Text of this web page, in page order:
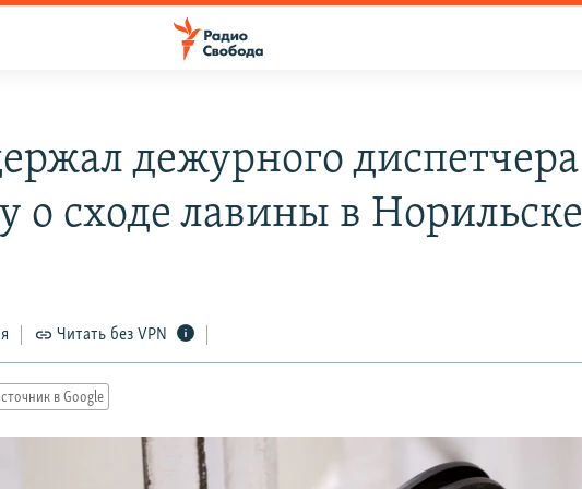
дежурного диспетчера
о сходе лавины в Норильске
Читать без VPN
в Google